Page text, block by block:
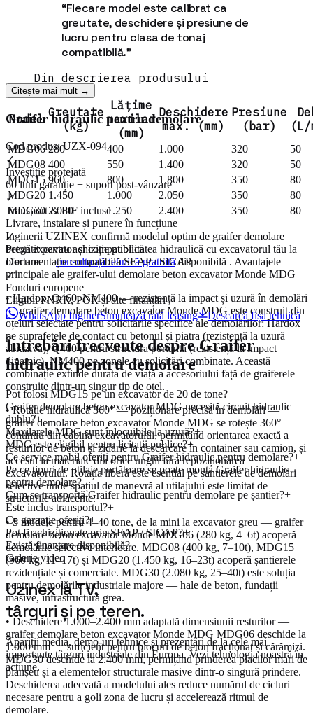
“Fiecare model este calibrat ca
greutate, deschidere și presiune de
lucru pentru clasa de tonaj
compatibilă.”
Din descrierea produsului
Model Greutate
(kg)
Lățime
maxilar
(mm)
Deschidere
max. (mm)
Presiune
(bar)
(L/
MDG06 280 400 1.000 320
50
MDG08 400 550 1.400 320
50
MDG15 960 800 1.800 350
80
MDG20 1.450 1.000 2.050 350
80
MDG30 2.080 1.250 2.400 350 80
Inginerii UZINEX confirmă modelul optim de graifer demolare
beton excavator și compatibilitatea hidraulică cu excavatorul tău la
ofertare —consultanță tehnică gratuitădisponibilă . Avantajele
principale ale graifer-ului demolare beton excavator Monde MDG
• Hardox, Q460, NM400 — rezistență la impact și uzură în demolări
— graifer demolare beton excavator Monde MDG este construit din
oțeluri selectate pentru solicitările specifice ale demolărilor: Hardox
pe suprafețele de contact cu betonul și piatra (rezistență la uzură
abrazivă), Q460 pentru structura portantă (rezistență la impact
dinamic), NM400 pe zonele cu solicitări combinate. Această
combinație extinde durata de viață a accesoriului față de graiferele
construite dintr-un singur tip de oțel.
• Rotație hidraulică 360° — poziționare precisă în demolări —
graifer demolare beton excavator Monde MDG se rotește 360°
continuu din cabina excavatorului, permițând orientarea exactă a
resturilor de beton și zidărie la descărcare în container sau camion, și
accesul la materiale din orice unghi fără repoziționarea
excavatorului. Rotația liberă este esențial pe șantierele de demolări
selective unde spațiul de manevră al utilajului este limitat de
structurile adiacente.
• 5 modele pentru 4–40 tone, de la mini la excavator greu — graifer
demolare beton excavator Monde MDG06 (280 kg, 4–6t) acoperă
demolările selective interioare. MDG08 (400 kg, 7–10t), MDG15
(960 kg, 11–17t) și MDG20 (1.450 kg, 16–23t) acoperă șantierele
rezidențiale și comerciale. MDG30 (2.080 kg, 25–40t) este soluția
pentru demolările industriale majore — hale de beton, fundații
masive, infrastructură grea.
• Deschidere 1.000–2.400 mm adaptată dimensiunii resturilor —
graifer demolare beton excavator Monde MDG MDG06 deschide la
1.000 mm — suficient pentru blocuri de beton fracționat și cărămizi.
MDG30 deschide la 2.400 mm, permițând prinderea placilor mari de
planșeu și a elementelor structurale masive dintr-o singură prindere.
Deschiderea adecvată a modelului ales reduce numărul de cicluri
necesare pentru a goli zona de lucru și accelerează ritmul de
demolare.
Citește mai mult →
Graifer hidraulic pentru demolare
Cod produs:UZX-094
✓
Investiție protejată
60 luni garanție + suport post-vânzare
✓
Transport & PIF incluse
Livrare, instalare și punere în funcțiune
✓
Pregătit pentru achiziție publică
Documentație compatibilă SEAP / SICAP
✓
Fonduri europene
Eligibil PNRR, POR și alte finanțări
WhatsApp InginerSimulează rată leasing Descarcă fișa tehnică
Întrebări frecvente despre Graifer
hidraulic pentru demolare
Pot folosi MDG15 pe un excavator de 20 de tone?+
Graifer demolare beton excavator MDG necesită circuit hidraulic
dublu?+
Maxilarele MDG sunt înlocuibile la uzură?+
MDG este eligibil pentru licitații publice?+
Ce service mobil oferiți pentru Graifer hidraulic pentru demolare?+
Pe ce tipuri de utilaje purtătoare se poate monta Graifer hidraulic
pentru demolare?+
Cum se transportă Graifer hidraulic pentru demolare pe șantier?+
Este inclus transportul?+
Ce garanție oferiți?+
Pot fi achiziționate prin SEAP / SICAP?+
Există finanțare disponibilă?+
Galerie video
Uzinex la TV,
târguri și pe teren.
Apariții media, demo-uri tehnice și prezentări de la cele mai
importante târguri industriale din Europa. Vezi tehnologia noastră în
acțiune.